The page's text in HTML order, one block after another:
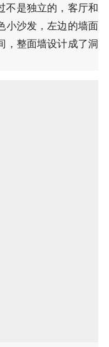
不是独立的，客厅和
小沙发，左边的墙面
，整面墙设计成了洞